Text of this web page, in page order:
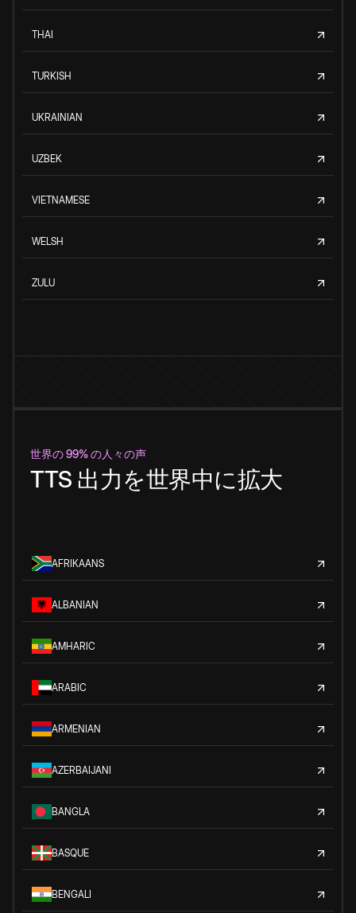
THAI
TURKISH
UKRAINIAN
UZBEK
VIETNAMESE
WELSH
ZULU
世界の 99% の人々の声
TTS 出力を世界中に拡大
AFRIKAANS
ALBANIAN
AMHARIC
ARABIC
ARMENIAN
AZERBAIJANI
BANGLA
BASQUE
BENGALI